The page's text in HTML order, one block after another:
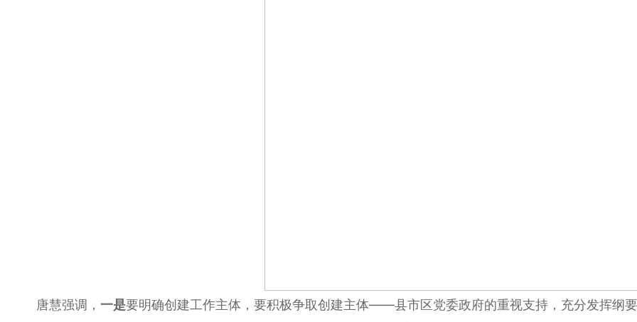
唐慧强调， 一是要明确创建工作主体，要积极争取创建主体——县市区党委政府的重视支持，充分发挥纲